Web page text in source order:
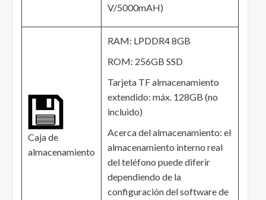
V/5000mAH)
Caja de
almacenamiento
RAM: LPDDR4 8GB
ROM: 256GB SSD
Tarjeta TF almacenamiento
extendido: máx. 128GB (no
incluido)
Acerca del almacenamiento: el
almacenamiento interno real
del teléfono puede diferir
dependiendo de la
configuración del software de